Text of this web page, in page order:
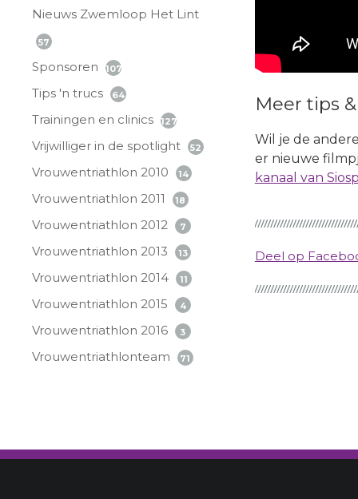
Nieuws Zwemloop Het Lint
57
Sponsoren 107
Tips 'n trucs 64
Trainingen en clinics 127
Vrijwilliger in de spotlight 52
Vrouwentriathlon 2010 14
Vrouwentriathlon 2011 18
Vrouwentriathlon 2012 7
Vrouwentriathlon 2013 13
Vrouwentriathlon 2014 11
Vrouwentriathlon 2015 4
Vrouwentriathlon 2016 3
Vrouwentriathlonteam 71
Meer tips
Wil je de
er nieuwe
kanaal van
Deel op